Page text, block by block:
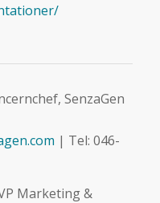
SenzaGen
| Tel: 046-
Marketing &